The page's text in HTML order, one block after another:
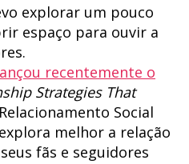
explorar um pouco
espaço para ouvir a
recentemente o
Strategies That
Social
melhor a relação
fãs e seguidores